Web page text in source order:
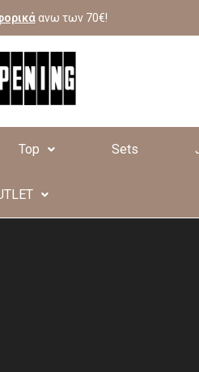
ανω των 70€!
Top Sets